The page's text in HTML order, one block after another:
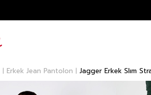
Erkek Jean Pantolon Jagger Erkek Slım